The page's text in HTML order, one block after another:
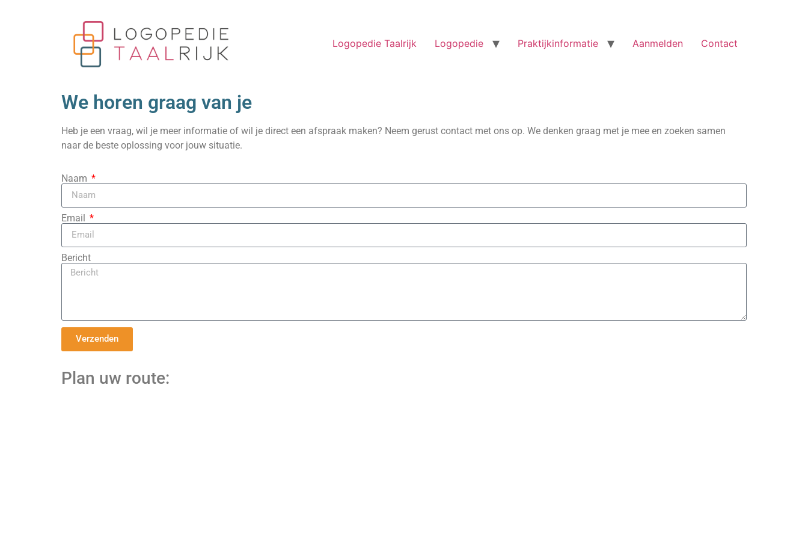
Logopedie Taalrijk Logopedie Praktijkinformatie Aanmelden Contact
We horen graag van je
Heb je een vraag, wil je meer informatie of wil je direct een afspraak maken? Neem gerust contact met ons op. We denken graag met je mee en zoeken samen
naar de beste oplossing voor jouw situatie.
Naam
Email
Bericht
Verzenden
Plan uw route: